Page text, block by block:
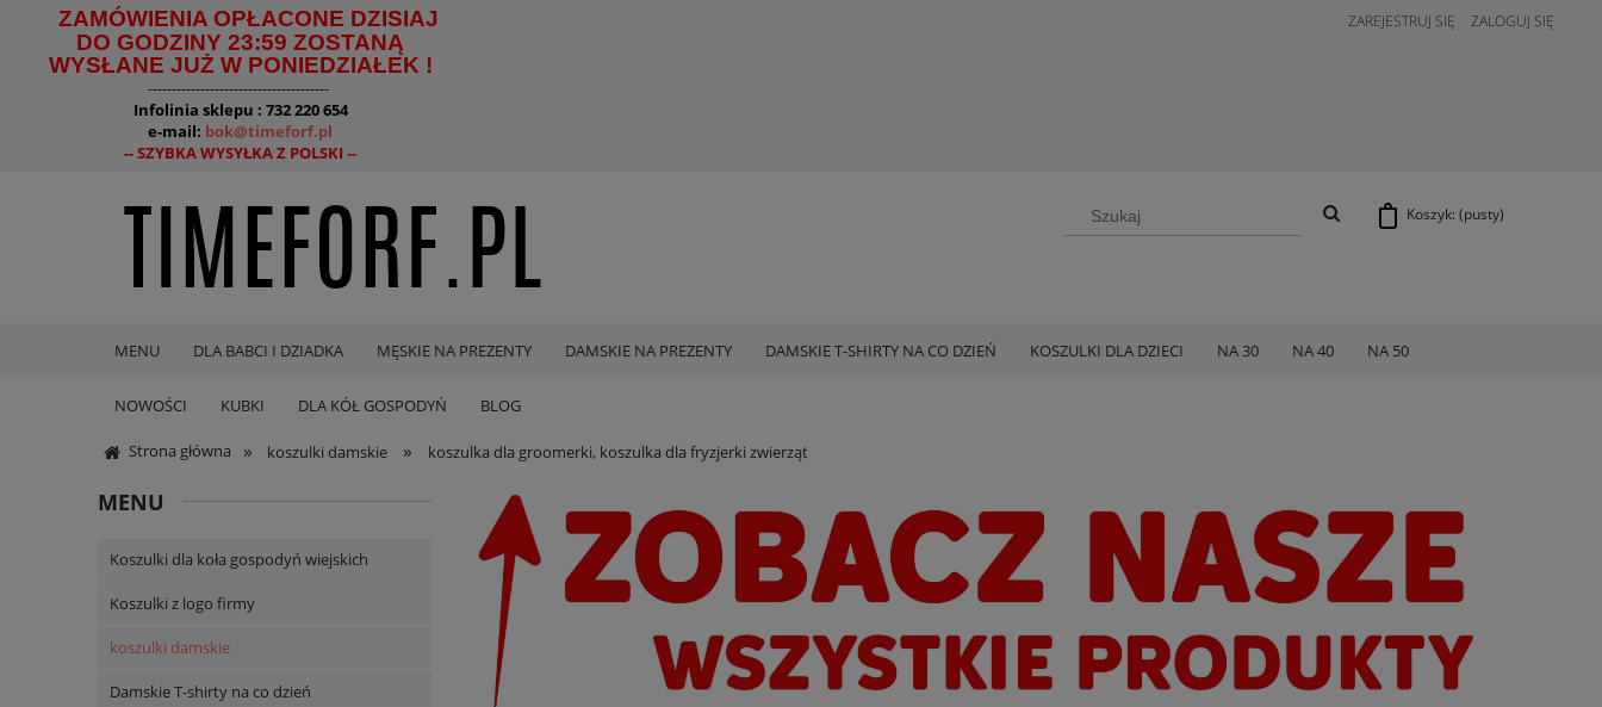
ZAMÓWIENIA OPŁACONE DZISIAJ
DO GODZINY 23:59 ZOSTANĄ
WYSŁANE JUŻ W PONIEDZIAŁEK !
--------------------------------------
Infolinia sklepu : 732 220 654
e-mail: bok@timeforf.pl
-- SZYBKA WYSYŁKA Z POLSKI --
ZAREJESTRUJ SIĘ ZALOGUJ SIĘ
Koszyk: (pusty)
MENU DLA BABCI I DZIADKA MĘSKIE NA PREZENTY DAMSKIE NA PREZENTY DAMSKIE T-SHIRTY NA CO DZIEŃ KOSZULKI DLA DZIECI NA 30 NA 40 NA 50
NOWOŚCI KUBKI DLA KÓŁ GOSPODYŃ BLOG
Strona główna » koszulki damskie » koszulka dla groomerki, koszulka dla fryzjerki zwierząt
MENU
Koszulki dla koła gospodyń wiejskich
Koszulki z logo firmy
koszulki damskie
Damskie T-shirty na co dzień